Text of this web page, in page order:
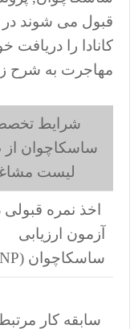
کانادا را دریافت
مهاجرت به شرح
شرایط
ساسکاچوان
لیست
اخذ نمره قبولی
آزمون ارزیابی
ساسکاچوان (SINP)
سابقه کار